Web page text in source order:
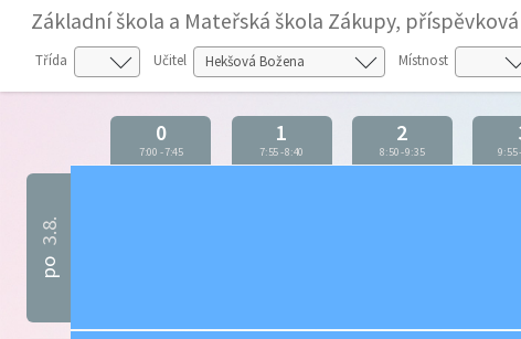
Základní škola a Mateřská škola Zákupy,
Třída Učitel Místnost
0
7:00 -7:45
1
7:55-8:40
2
8:50-9:35 9:55
po
3.8.